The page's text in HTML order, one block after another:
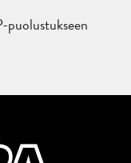
puolustukseen